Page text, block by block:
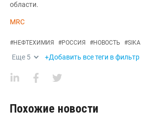
области.
MRC
#НЕФТЕХИМИЯ #РОССИЯ #НОВОСТЬ #SIKA
Еще 5 +Добавить все теги в фильтр
Похожие новости